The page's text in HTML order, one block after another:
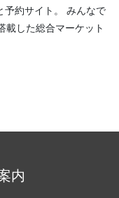
約サイト。
みんなで
載した総合マーケット
内